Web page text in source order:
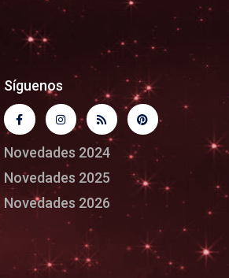
Síguenos
Novedades 2024
Novedades 2025
Novedades 2026